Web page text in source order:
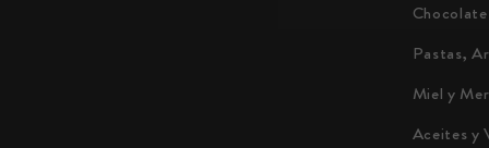
Pastas,
Miel y
Aceites y